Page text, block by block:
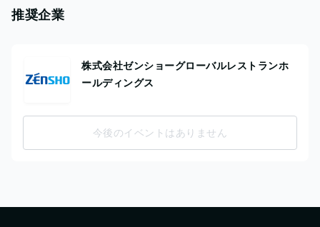
推奨企業
株式会社ゼンショーグローバルレストランホ
ールディングス
今後のイベントはありません